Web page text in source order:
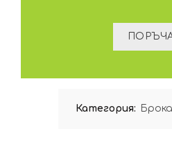
Категория: